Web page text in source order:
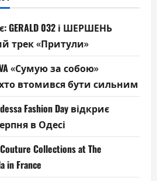
032 і ШЕРШЕНЬ
трек «Притули»
«Сумую за собою»
втомився бути сильним
Fashion Day відкриє
в Одесі
Collections at The
in France